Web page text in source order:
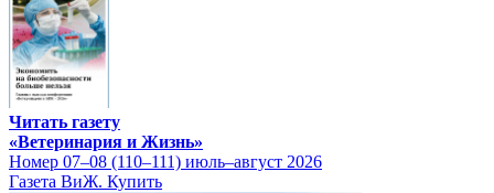
Читать газету
«Ветеринария и Жизнь»
Номер 07–08 (110–111) июль–август 2026
Газета ВиЖ. Купить